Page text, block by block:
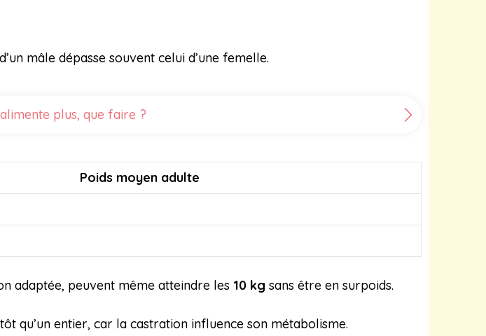
mâle dépasse souvent celui d’une femelle.
plus, que faire ?
Poids moyen adulte
adaptée, peuvent même atteindre les 10 kg sans être en surpoids.
qu’un entier, car la castration influence son métabolisme.